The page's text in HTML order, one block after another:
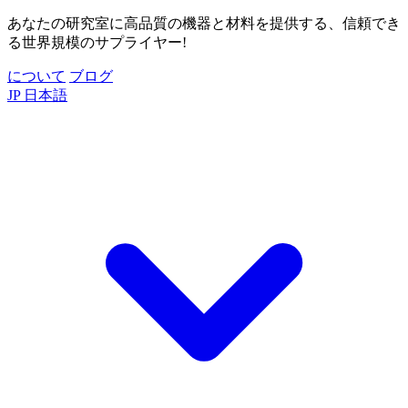
あなたの研究室に高品質の機器と材料を提供する、信頼でき
る世界規模のサプライヤー!
について ブログ
JP 日本語